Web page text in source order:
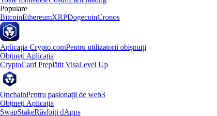
Populare
BitcoinEthereumXRPDogecoinCronos
Aplicația Crypto.comPentru utilizatorii obișnuiți
Obțineți Aplicația
CryptoCard Preplătit VisaLevel Up
OnchainPentru pasionații de web3
Obțineți Aplicația
SwapStakeRăsfoiți dApps